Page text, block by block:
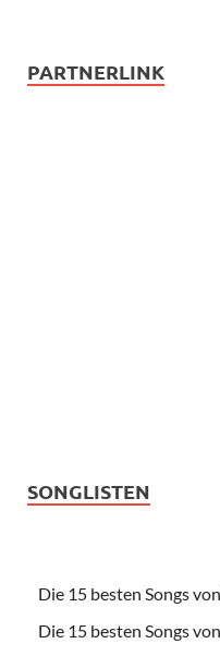
PARTNERLINK
SONGLISTEN
Die 15 besten Songs
Die 15 besten Songs